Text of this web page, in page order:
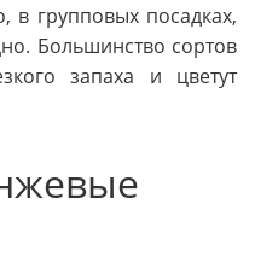
в групповых посадках,
Большинство сортов
запаха и цветут